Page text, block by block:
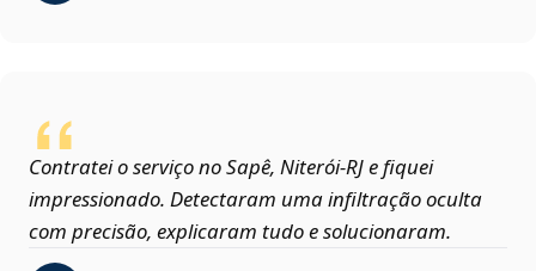
Contratei o serviço no Sapê, Niterói‑RJ e fiquei
impressionado. Detectaram uma infiltração oculta
com precisão, explicaram tudo e solucionaram.